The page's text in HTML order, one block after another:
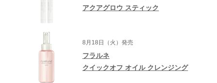
アクアグロウ スティック
8月18日（火）発売
フラルネ
クイックオフ オイル クレンジング